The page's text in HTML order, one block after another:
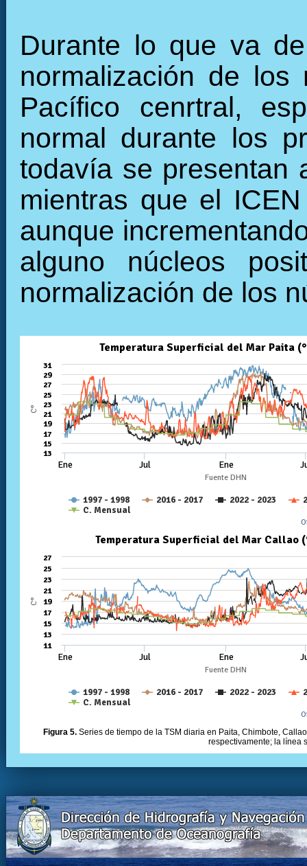
Durante lo que va
normalización de
Pacífico cenrtral,
normal durante los
todavía se presentan
mientras que el
aunque
alguno núcleos
normalización de los
Figura 5. Series de tiempo de la TSM diaria en Paita, Chimbote,
respectivamente; la línea